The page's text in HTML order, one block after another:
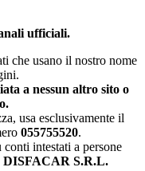
ufficiali.
che usano il nostro nome
a nessun altro sito o
usa esclusivamente il
055755520.
intestati a persone
DISFACAR S.R.L.